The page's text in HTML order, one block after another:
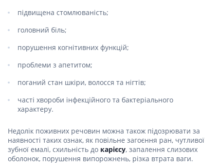
підвищена стомлюваність;
головний біль;
порушення когнітивних функцій;
проблеми з апетитом;
поганий стан шкіри, волосся та нігтів;
часті хвороби інфекційного та бактеріального
характеру.
Недолік поживних речовин можна також підозрювати за
наявності таких ознак, як повільне загоєння ран, чутливої ​​
зубної емалі, схильність до карієсу, запалення слизових
оболонок, порушення випорожнень, різка втрата ваги.